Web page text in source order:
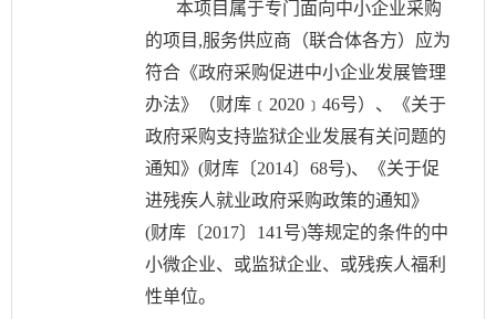
本项目属于专门面向中小企业采购
的项目 ,服务供应商（联合体各方）应为
符合《政府采购促进中小企业发展管理
办法》（财库﹝2020﹞46号）、《关于
政府采购支持监狱企业发展有关问题的
通知》(财库〔2014〕68号)、《关于促
进残疾人就业政府采购政策的通知》
(财库〔2017〕141号)等规定的条件的中
小微企业、或监狱企业、或残疾人福利
性单位。